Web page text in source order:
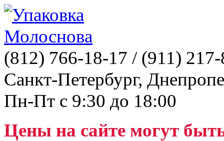
(812) 766-18-17 / (911)
Санкт-Петербург,
Пн-Пт с 9:30 до 18:00
Цены на сайте могут